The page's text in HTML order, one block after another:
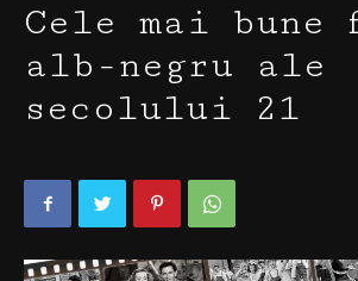
Cele mai bune
alb-negru ale
secolului 21